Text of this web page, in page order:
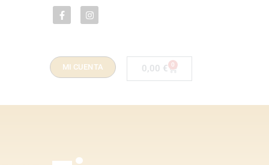
MI CUENTA 0,00 € 0